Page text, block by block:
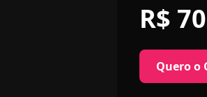
R$
Quero o